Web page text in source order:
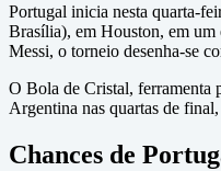
Portugal inicia nesta quarta-
Brasília), em Houston, em um
Messi, o torneio desenha-se
O Bola de Cristal, ferramenta
Argentina nas quartas de
Chances de